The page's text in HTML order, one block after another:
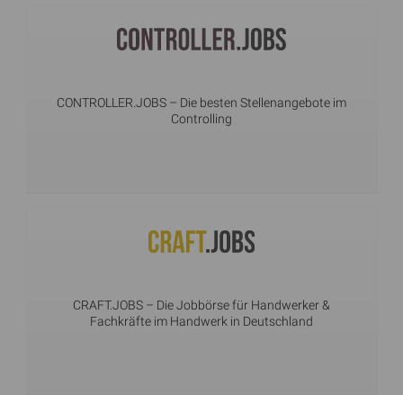
CONTROLLER.JOBS – Die besten Stellenangebote im
Controlling
CRAFT.JOBS – Die Jobbörse für Handwerker &
Fachkräfte im Handwerk in Deutschland